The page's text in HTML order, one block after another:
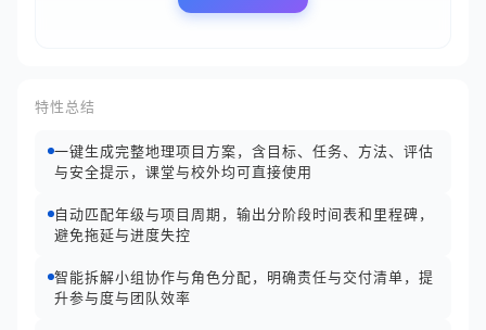
特性总结
一键生成完整地理项目方案，含目标、任务、方法、评估
与安全提示，课堂与校外均可直接使用
自动匹配年级与项目周期，输出分阶段时间表和里程碑，
避免拖延与进度失控
智能拆解小组协作与角色分配，明确责任与交付清单，提
升参与度与团队效率